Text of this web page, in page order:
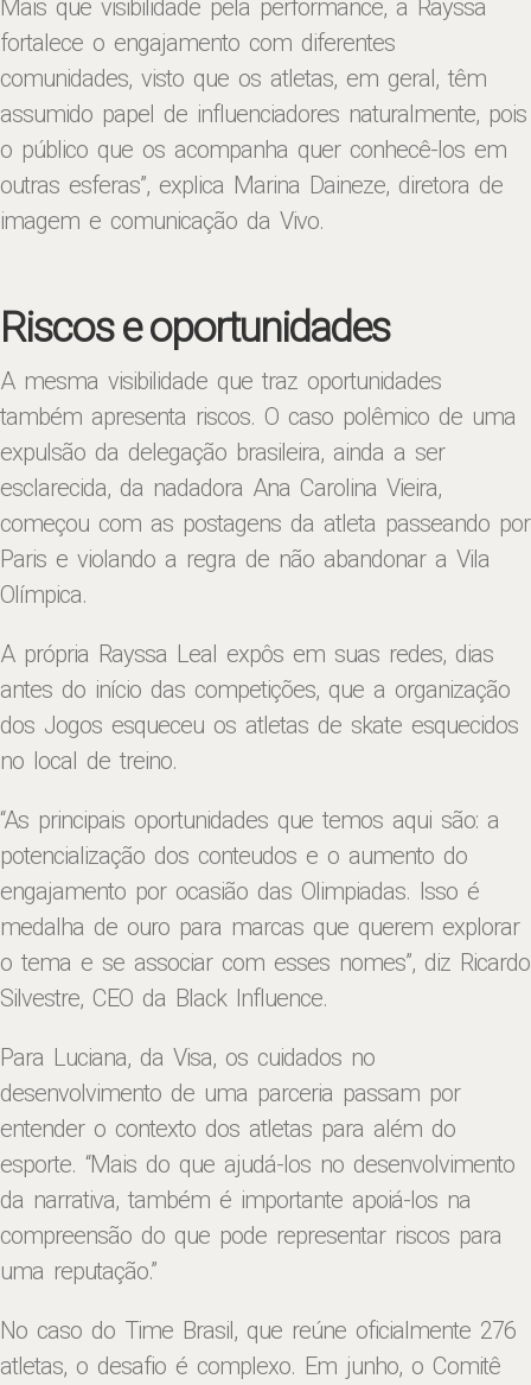
Mais que visibilidade pela performance, a Rayssa
fortalece o engajamento com diferentes
comunidades, visto que os atletas, em geral, têm
assumido papel de influenciadores naturalmente, pois
o público que os acompanha quer conhecê-los em
outras esferas”, explica Marina Daineze, diretora de
imagem e comunicação da Vivo.
Riscos e oportunidades
A mesma visibilidade que traz oportunidades
também apresenta riscos. O caso polêmico de uma
expulsão da delegação brasileira, ainda a ser
esclarecida, da nadadora Ana Carolina Vieira,
começou com as postagens da atleta passeando por
Paris e violando a regra de não abandonar a Vila
Olímpica.
A própria Rayssa Leal expôs em suas redes, dias
antes do início das competições, que a organização
dos Jogos esqueceu os atletas de skate esquecidos
no local de treino.
“As principais oportunidades que temos aqui são: a
potencialização dos conteudos e o aumento do
engajamento por ocasião das Olimpiadas. Isso é
medalha de ouro para marcas que querem explorar
o tema e se associar com esses nomes”, diz Ricardo
Silvestre, CEO da Black Influence.
Para Luciana, da Visa, os cuidados no
desenvolvimento de uma parceria passam por
entender o contexto dos atletas para além do
esporte. “Mais do que ajudá-los no desenvolvimento
da narrativa, também é importante apoiá-los na
compreensão do que pode representar riscos para
uma reputação.”
No caso do Time Brasil, que reúne oficialmente 276
atletas, o desafio é complexo. Em junho, o Comitê